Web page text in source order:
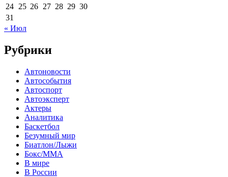
24 25 26 27 28 29 30
31
« Июл
Рубрики
Автоновости
Автособытия
Автоспорт
Автоэксперт
Актеры
Аналитика
Баскетбол
Безумный мир
Биатлон/Лыжи
Бокс/MMA
В мире
В России